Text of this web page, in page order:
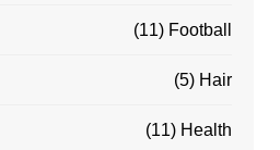
Football
(11)
Hair
(5)
Health
(11)